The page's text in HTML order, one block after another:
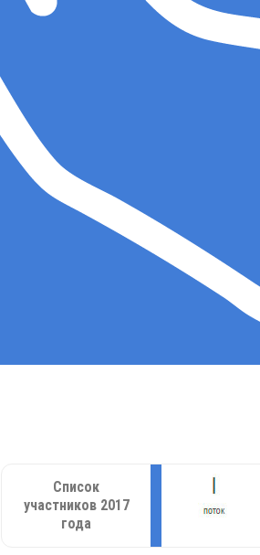
Список
участников 2017
года